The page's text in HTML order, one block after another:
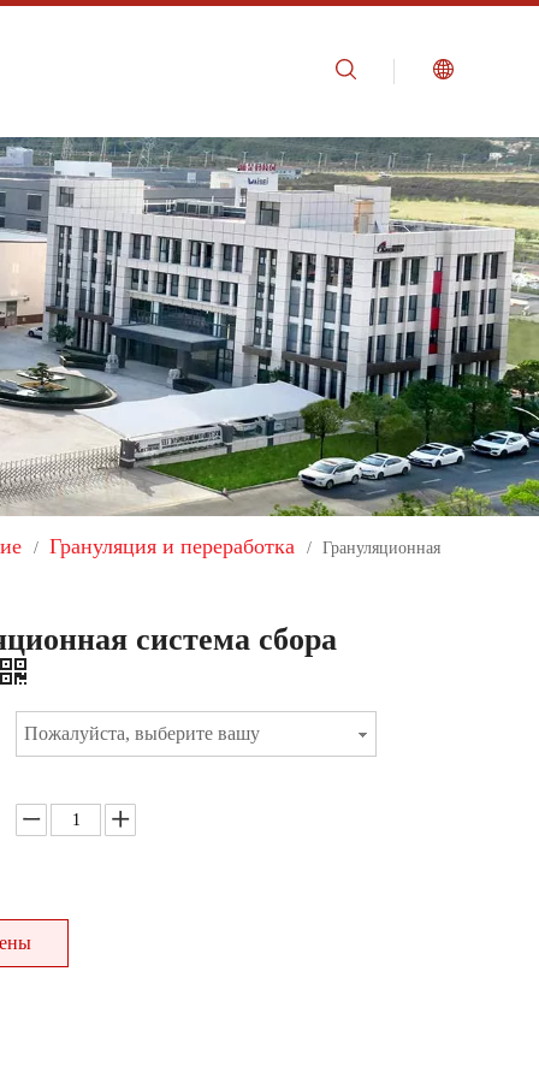
/ Грануляция и переработка / Грануляционная
система сбора
Пожалуйста, выберите вашу